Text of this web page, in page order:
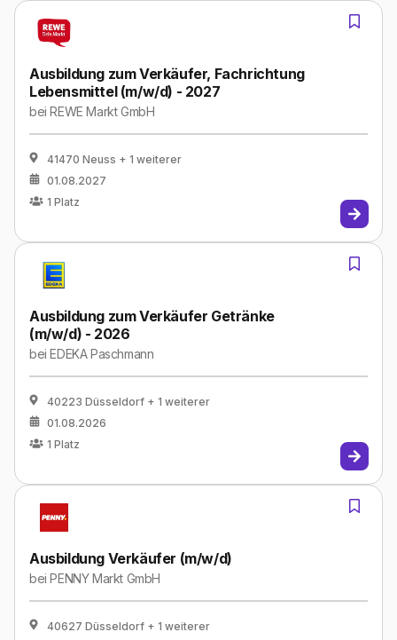
Ausbildung zum Verkäufer, Fachrichtung
Lebensmittel (m/w/d) - 2027
beiREWE Markt GmbH
41470 Neuss + 1 weiterer
01.08.2027
1 Platz
Ausbildung zum Verkäufer Getränke
(m/w/d) - 2026
beiEDEKA Paschmann
40223 Düsseldorf + 1 weiterer
01.08.2026
1 Platz
Ausbildung Verkäufer (m/w/d)
beiPENNY Markt GmbH
40627 Düsseldorf + 1 weiterer